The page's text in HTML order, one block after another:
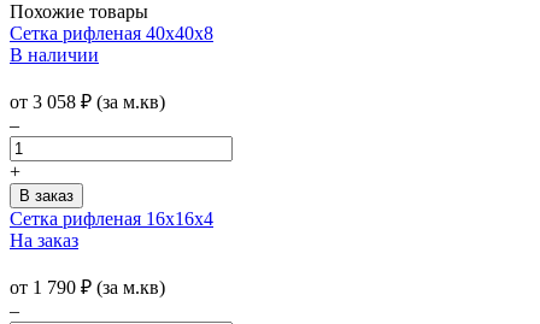
Похожие товары
Сетка рифленая 40х40х8
В наличии
от 3 058 ₽ (за м.кв)
–
+
Сетка рифленая 16х16х4
На заказ
от 1 790 ₽ (за м.кв)
–